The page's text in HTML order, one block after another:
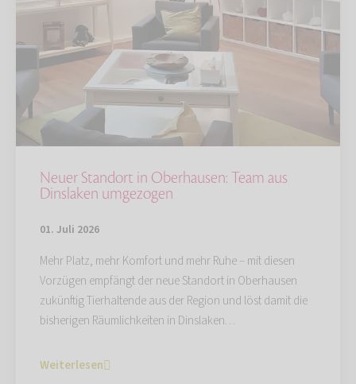
Neuer Standort in Oberhausen: Team aus
Dinslaken umgezogen
01. Juli 2026
Mehr Platz, mehr Komfort und mehr Ruhe – mit diesen
Vorzügen empfängt der neue Standort in Oberhausen
zukünftig Tierhaltende aus der Region und löst damit die
bisherigen Räumlichkeiten in Dinslaken…
Weiterlesen